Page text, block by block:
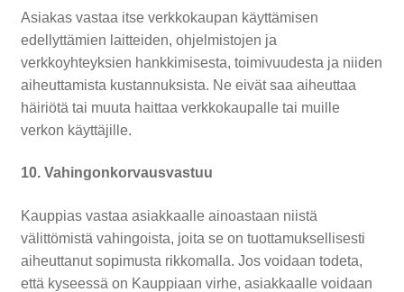
Asiakas vastaa itse verkkokaupan käyttämisen
edellyttämien laitteiden, ohjelmistojen ja
verkkoyhteyksien hankkimisesta, toimivuudesta ja niiden
aiheuttamista kustannuksista. Ne eivät saa aiheuttaa
häiriötä tai muuta haittaa verkkokaupalle tai muille
verkon käyttäjille.
10. Vahingonkorvausvastuu
Kauppias vastaa asiakkaalle ainoastaan niistä
välittömistä vahingoista, joita se on tuottamuksellisesti
aiheuttanut sopimusta rikkomalla. Jos voidaan todeta,
että kyseessä on Kauppiaan virhe, asiakkaalle voidaan